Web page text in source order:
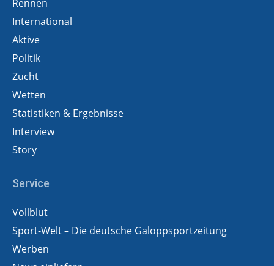
Rennen
International
Aktive
Politik
Zucht
Wetten
Statistiken & Ergebnisse
Interview
Story
Service
Vollblut
Sport-Welt – Die deutsche Galoppsportzeitung
Werben